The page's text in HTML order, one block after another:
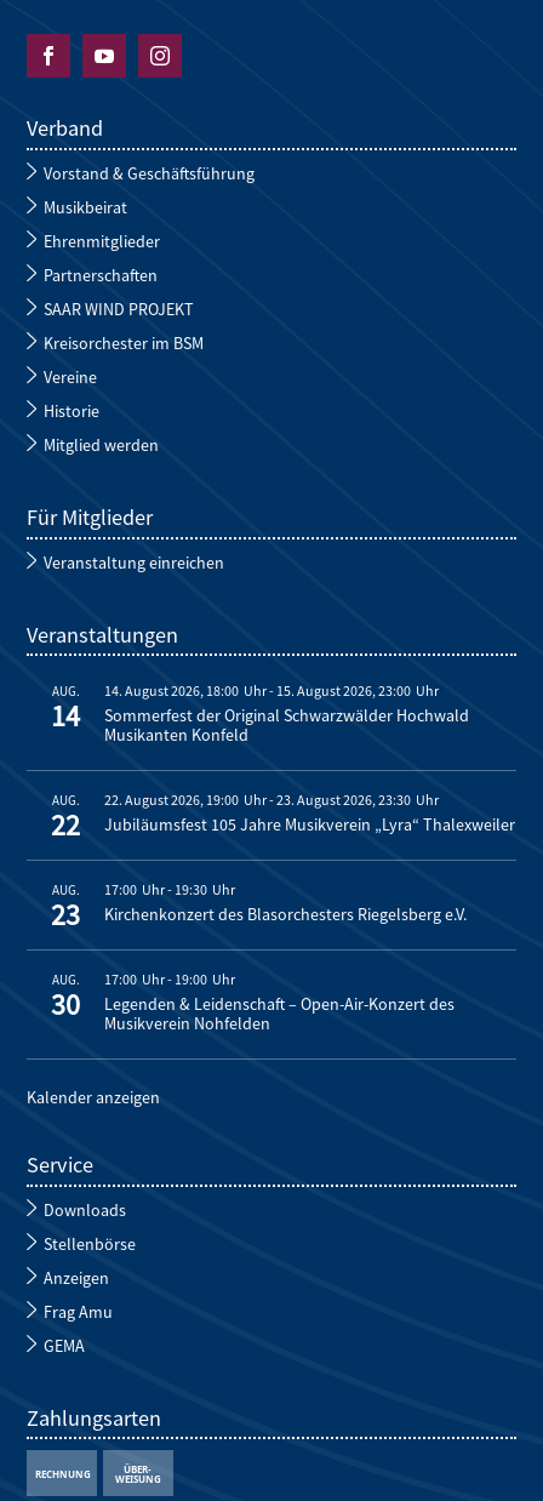
  
Verband
Vorstand & Geschäftsführung
Musikbeirat
Ehrenmitglieder
Partnerschaften
SAAR WIND PROJEKT
Kreisorchester im BSM
Vereine
Historie
Mitglied werden
Für Mitglieder
Veranstaltung einreichen
Veranstaltungen
AUG.
14
14. August 2026, 18:00 - 15. August 2026, 23:00
Sommerfest der Original Schwarzwälder Hochwald
Musikanten Konfeld
AUG.
22
22. August 2026, 19:00 -23. August 2026, 23:30
Jubiläumsfest 105 Jahre Musikverein „Lyra“ Thalexweiler
AUG.
23
17:00 - 19:30
Kirchenkonzert des Blasorchesters Riegelsberg e.V.
AUG.
30
17:00 - 19:00
Legenden & Leidenschaft – Open-Air-Konzert des
Musikverein Nohfelden
Kalender anzeigen
Service
Downloads
Stellenbörse
Anzeigen
Frag Amu
GEMA
Zahlungsarten